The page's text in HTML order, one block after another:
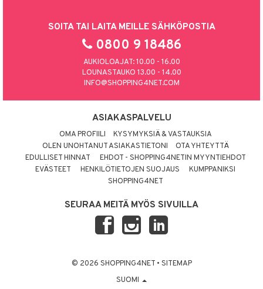
SOITA TAI LAITA MEILLE SÄHKÖPOSTIA
0800 9 18486
AUKIOLOAJAT: 10.00 - 16.00
LOUNASTAUKO 13.00 - 14.00
INFO@SHOPPING4NET.COM
ASIAKASPALVELU
OMA PROFIILI
KYSYMYKSIÄ & VASTAUKSIA
OLEN UNOHTANUT ASIAKASTIETONI
OTA YHTEYTTÄ
EDULLISET HINNAT
EHDOT - SHOPPING4NETIN MYYNTIEHDOT
EVÄSTEET
HENKILÖTIETOJEN SUOJAUS
KUMPPANIKSI
SHOPPING4NET
SEURAA MEITÄ MYÖS SIVUILLA
© 2026 SHOPPING4NET • SITEMAP
SUOMI